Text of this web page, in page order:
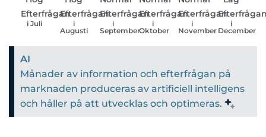
Efterfrågan
i Juli
Efterfrågan
i
Augusti
Efterfrågan
i
September
Efterfrågan
i
Oktober
Efterfrågan
i
November
i
December
AI
Månader av information och efterfrågan på
marknaden produceras av artificiell intelligens
och håller på att utvecklas och optimeras.